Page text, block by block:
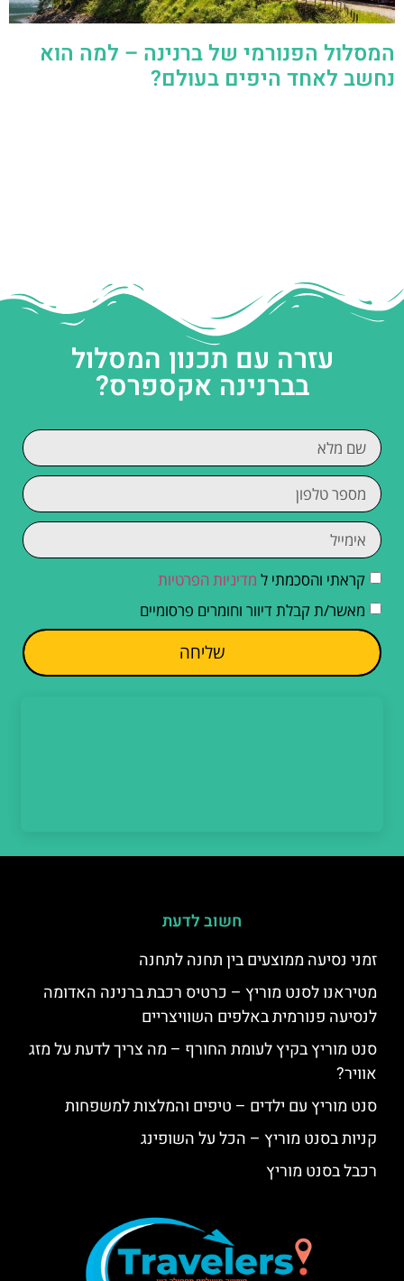
המסלול הפנורמי של ברנינה – למה הוא
נחשב לאחד היפים בעולם?
עזרה עם תכנון המסלול
בברנינה אקספרס?
קראתי והסכמתי ל מדיניות הפרטיות
מאשר/ת קבלת דיוור וחומרים פרסומיים
שליחה
חשוב לדעת
זמני נסיעה ממוצעים בין תחנה לתחנה
מטיראנו לסנט מוריץ – כרטיס רכבת ברנינה האדומה
לנסיעה פנורמית באלפים השוויצריים
סנט מוריץ בקיץ לעומת החורף – מה צריך לדעת על מזג
אוויר?
סנט מוריץ עם ילדים – טיפים והמלצות למשפחות
קניות בסנט מוריץ – הכל על השופינג
רכבל בסנט מוריץ